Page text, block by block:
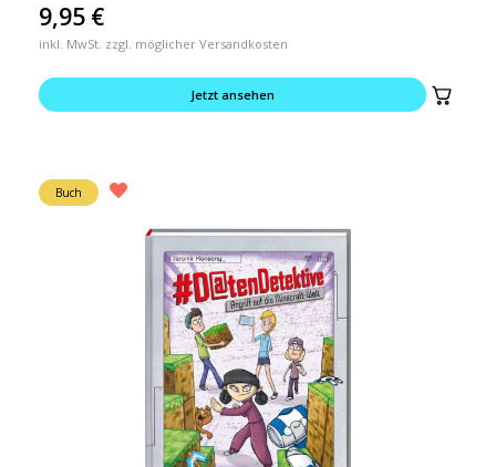
9,95 €
inkl. MwSt. zzgl. möglicher Versandkosten
Jetzt ansehen
Buch